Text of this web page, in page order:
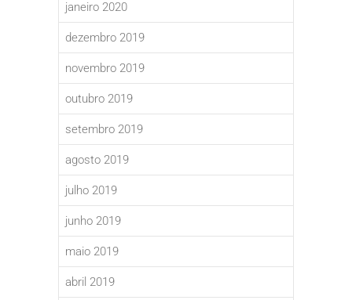
janeiro 2020
dezembro 2019
novembro 2019
outubro 2019
setembro 2019
agosto 2019
julho 2019
junho 2019
maio 2019
abril 2019